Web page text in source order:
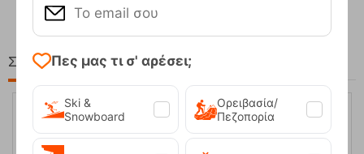
Στη ίδια Τιμή!
30%
Πες μας τι σ' αρέσει;
Ski &
Snowboard
Ορειβασία/
Πεζοπορία